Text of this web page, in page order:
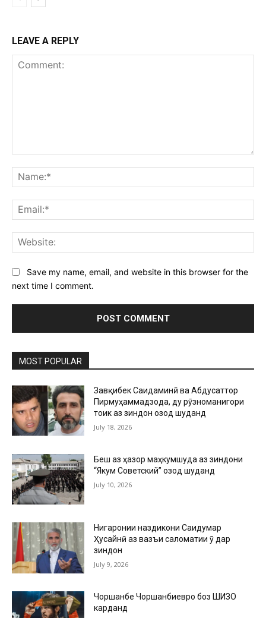
LEAVE A REPLY
Save my name, email, and website in this browser for the
next time I comment.
MOST POPULAR
Завқибек Саидаминӣ ва Абдусаттор
Пирмуҳаммадзода, ду рӯзноманигори
тоҷик аз зиндон озод шуданд
July 18, 2026
Беш аз ҳазор маҳкумшуда аз зиндони
“Якум Советский” озод шуданд
July 10, 2026
Нигаронии наздикони Саидумар
Ҳусайнӣ аз вазъи саломатии ӯ дар
зиндон
July 9, 2026
Чоршанбе Чоршанбиевро боз ШИЗО
карданд